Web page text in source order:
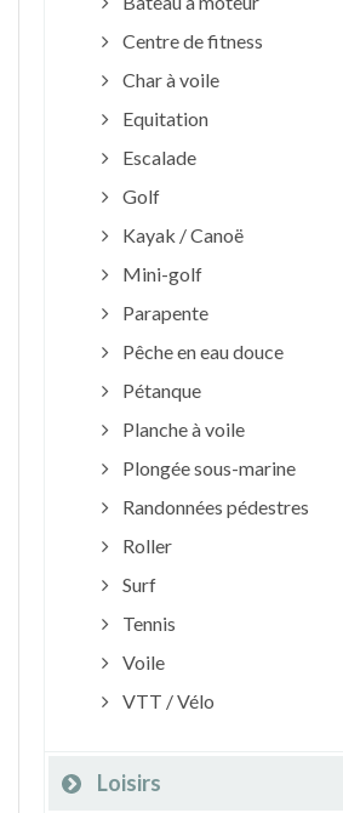
Centre de fitness
Char à voile
Equitation
Escalade
Golf
Kayak / Canoë
Mini-golf
Parapente
Pêche en eau douce
Pétanque
Planche à voile
Plongée sous-marine
Randonnées pédestres
Roller
Surf
Tennis
Voile
VTT / Vélo
Loisirs